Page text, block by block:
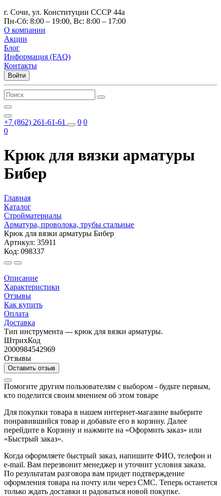
г. Сочи, ул. Конституции СССР 44а
Пн-Сб: 8:00 – 19:00, Вс: 8:00 – 17:00
О компании
Акции
Блог
Информация (FAQ)
Контакты
Войти
+7 (862) 261-61-61 0 0
0
Крюк для вязки арматуры
Бибер
Главная
Каталог
Стройматериалы
Арматура, проволока, трубы стальные
Крюк для вязки арматуры Бибер
Артикул: 35911
Код: 098337
Описание
Характеристики
Отзывы
Как купить
Оплата
Доставка
Тип инструмента --- крюк для вязки арматуры.
ШтрихКод
2000984542969
Отзывы
Оставить отзыв
Помогите другим пользователям с выбором - будьте первым,
кто поделится своим мнением об этом товаре
Для покупки товара в нашем интернет-магазине выберите
понравившийся товар и добавьте его в корзину. Далее
перейдите в Корзину и нажмите на «Оформить заказ» или
«Быстрый заказ».
Когда оформляете быстрый заказ, напишите ФИО, телефон и
e-mail. Вам перезвонит менеджер и уточнит условия заказа.
По результатам разговора вам придет подтверждение
оформления товара на почту или через СМС. Теперь останется
только ждать доставки и радоваться новой покупке.